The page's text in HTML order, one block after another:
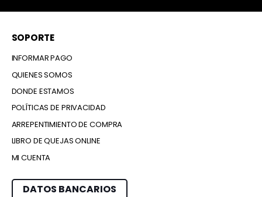
SOPORTE
INFORMAR PAGO
QUIENES SOMOS
DONDE ESTAMOS
POLÍTICAS DE PRIVACIDAD
ARREPENTIMIENTO DE COMPRA
LIBRO DE QUEJAS ONLINE
MI CUENTA
DATOS BANCARIOS